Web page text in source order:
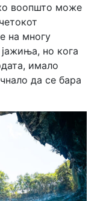
воопшто може
на многу
но кога
имало
да се бара